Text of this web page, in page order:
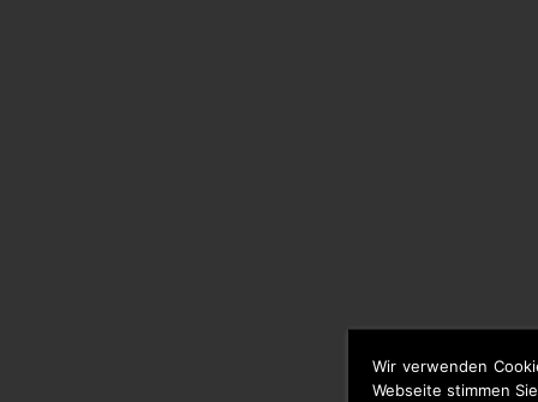
Wir verwenden
Webseite stimmen